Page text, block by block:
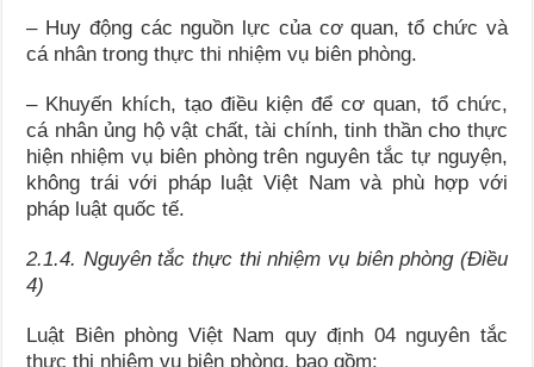
– Huy động các nguồn lực của cơ quan, tổ chức và
cá nhân trong thực thi nhiệm vụ biên phòng.
– Khuyến khích, tạo điều kiện để cơ quan, tổ chức,
cá nhân ủng hộ vật chất, tài chính, tinh thần cho thực
hiện nhiệm vụ biên phòng trên nguyên tắc tự nguyện,
không trái với pháp luật Việt Nam và phù hợp với
pháp luật quốc tế.
2.1.4. Nguyên tắc thực thi nhiệm vụ biên phòng (Điều
4)
Luật Biên phòng Việt Nam quy định 04 nguyên tắc
thực thi nhiệm vụ biên phòng, bao gồm: